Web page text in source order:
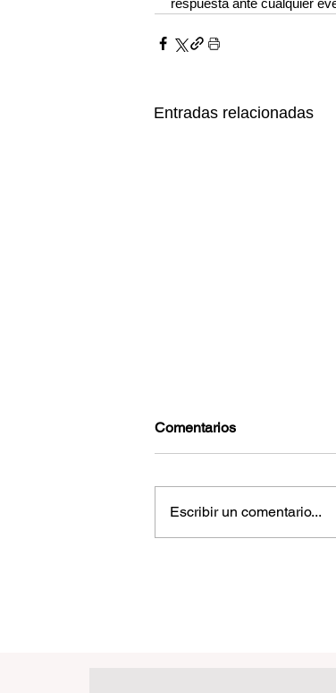
respuesta ante cualquier
Entradas relacionadas
Comentarios
Escribir un comentario...